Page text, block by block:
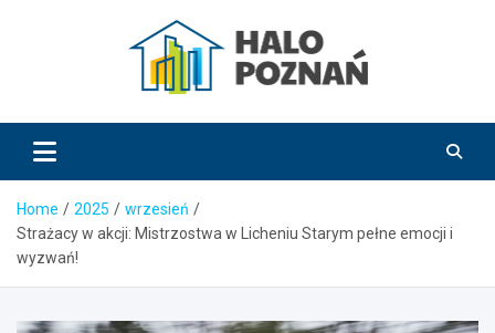
HaloPoznań.pl
Home 2025
wrzesień
Strażacy w akcji: Mistrzostwa w Licheniu Starym pełne emocji i
wyzwań!